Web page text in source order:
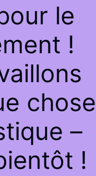
le
!
chose
–
!